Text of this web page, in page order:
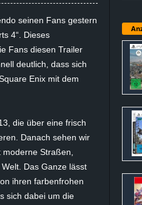
seinen Fans gestern
4“. Dieses
Fans diesen Trailer
deutlich, dass sich
Enix mit dem
die über eine frisch
Danach sehen wir
Straßen,
Das Ganze lässt
ihren farbenfrohen
sich dabei um die